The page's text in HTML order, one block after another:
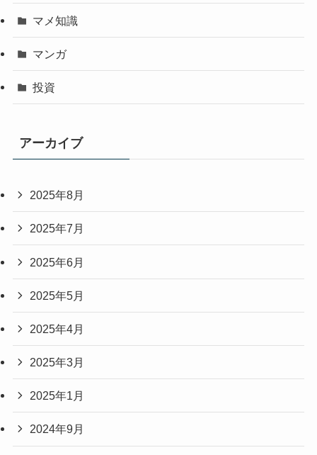
マメ知識
マンガ
投資
アーカイブ
2025年8月
2025年7月
2025年6月
2025年5月
2025年4月
2025年3月
2025年1月
2024年9月